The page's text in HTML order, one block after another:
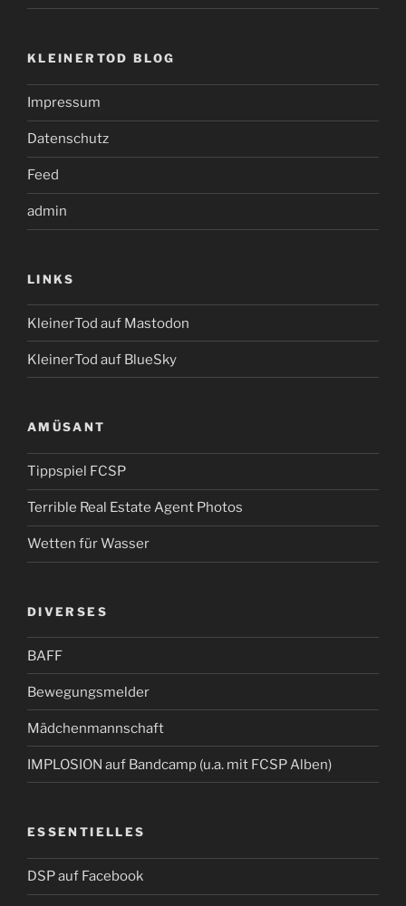
KLEINERTOD BLOG
Impressum
Datenschutz
Feed
admin
LINKS
KleinerTod auf Mastodon
KleinerTod auf BlueSky
AMÜSANT
Tippspiel FCSP
Terrible Real Estate Agent Photos
Wetten für Wasser
DIVERSES
BAFF
Bewegungsmelder
Mädchenmannschaft
IMPLOSION auf Bandcamp (u.a. mit FCSP Alben)
ESSENTIELLES
DSP auf Facebook